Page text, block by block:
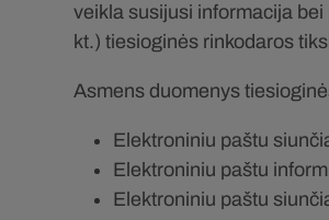
veikla susijusi informacija
kt.) tiesioginės rinkodaros
Asmens duomenys
Elektroniniu paštu
Elektroniniu paštu
Elektroniniu paštu